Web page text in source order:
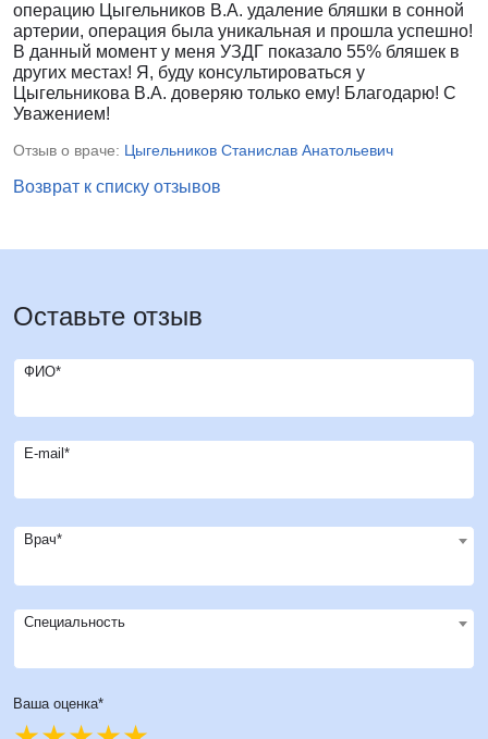
операцию Цыгельников В.А. удаление бляшки в сонной
артерии, операция была уникальная и прошла успешно!
В данный момент у меня УЗДГ показало 55% бляшек в
других местах! Я, буду консультироваться у
Цыгельникова В.А. доверяю только ему! Благодарю! С
Уважением!
Отзыв о враче: Цыгельников Станислав Анатольевич
Возврат к списку отзывов
Оставьте отзыв
ФИО*
E-mail*
Врач*
Специальность
Ваша оценка*